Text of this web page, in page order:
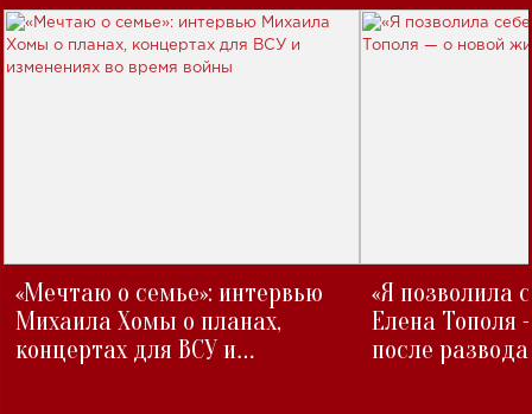
«Мечтаю о семье»: интервью
Михаила Хомы о планах,
концертах для ВСУ и
«Я позволила
Елена Тополя
после развода